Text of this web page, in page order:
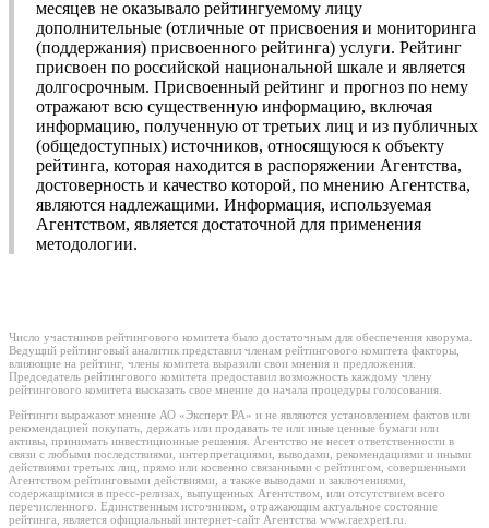
месяцев не оказывало рейтингуемому лицу
дополнительные (отличные от присвоения и мониторинга
(поддержания) присвоенного рейтинга) услуги. Рейтинг
присвоен по российской национальной шкале и является
долгосрочным. Присвоенный рейтинг и прогноз по нему
отражают всю существенную информацию, включая
информацию, полученную от третьих лиц и из публичных
(общедоступных) источников, относящуюся к объекту
рейтинга, которая находится в распоряжении Агентства,
достоверность и качество которой, по мнению Агентства,
являются надлежащими. Информация, используемая
Агентством, является достаточной для применения
методологии.
Число участников рейтингового комитета было достаточным для обеспечения кворума.
Ведущий рейтинговый аналитик представил членам рейтингового комитета факторы,
влияющие на рейтинг, члены комитета выразили свои мнения и предложения.
Председатель рейтингового комитета предоставил возможность каждому члену
рейтингового комитета высказать свое мнение до начала процедуры голосования.
Рейтинги выражают мнение АО «Эксперт РА» и не являются установлением фактов или
рекомендацией покупать, держать или продавать те или иные ценные бумаги или
активы, принимать инвестиционные решения. Агентство не несет ответственности в
связи с любыми последствиями, интерпретациями, выводами, рекомендациями и иными
действиями третьих лиц, прямо или косвенно связанными с рейтингом, совершенными
Агентством рейтинговыми действиями, а также выводами и заключениями,
содержащимися в пресс-релизах, выпущенных Агентством, или отсутствием всего
перечисленного. Единственным источником, отражающим актуальное состояние
рейтинга, является официальный интернет-сайт Агентства www.raexpert.ru.